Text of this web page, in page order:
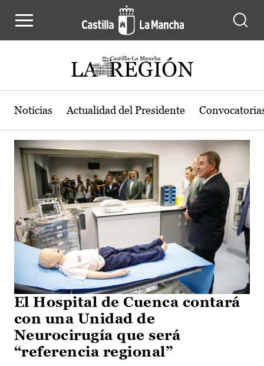
Actualidad de la región de Castilla-
Noticias Actualidad del Presidente
El Hospital de Cuenca contará
con una Unidad de
Neurocirugía que será
“referencia regional”